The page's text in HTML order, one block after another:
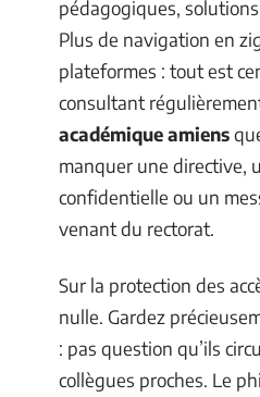
pédagogiques,
Plus de navigation en
plateformes : tout est
consultant
académique amiens
manquer une directive,
confidentielle ou un
venant du rectorat.
Sur la protection des
nulle. Gardez
: pas question qu’ils
collègues proches. Le